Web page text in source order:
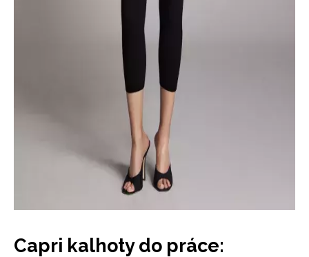
Capri kalhoty do práce: